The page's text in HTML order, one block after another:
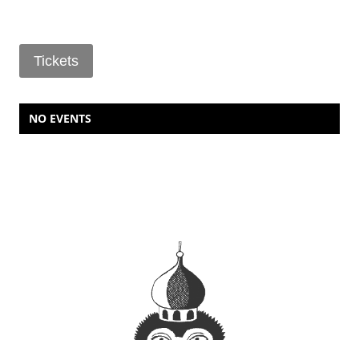
Tickets
NO EVENTS